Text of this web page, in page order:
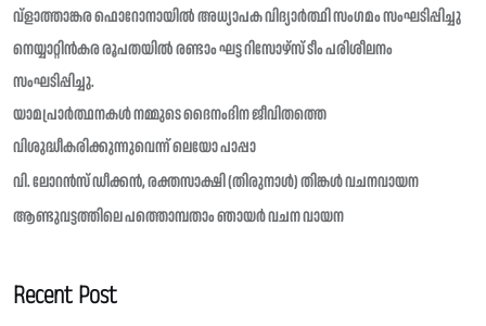
വ്ളാത്താങ്കര ഫൊറോനായിൽ അധ്യാപക വിദ്യാർത്ഥി സംഗമം സംഘടിപ്പിച്ചു
നെയ്യാറ്റിൻകര രൂപതയിൽ രണ്ടാം ഘട്ട റിസോഴ്സ് ടീം പരിശീലനം
സംഘടിപ്പിച്ചു.
യാമപ്രാർത്ഥനകൾ നമ്മുടെ ദൈനംദിന ജീവിതത്തെ
വിശുദ്ധീകരിക്കുന്നുവെന്ന് ലെയോ പാപ്പാ
വി. ലോറൻസ് ഡീക്കൻ, രക്തസാക്ഷി (തിരുനാൾ) തിങ്കൾ വചനവായന
ആണ്ടുവട്ടത്തിലെ പത്തൊമ്പതാം ഞായർ വചന വായന
Recent Post